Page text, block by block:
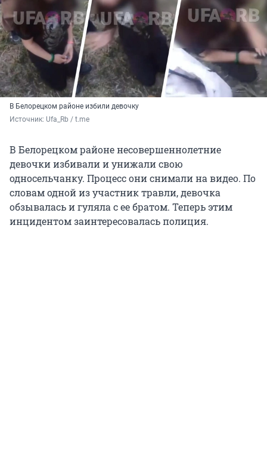
В Белорецком районе избили девочку
Источник: Ufa_Rb / t.me
В Белорецком районе несовершеннолетние
девочки избивали и унижали свою
односельчанку. Процесс они снимали на видео. По
словам одной из участник травли, девочка
обзывалась и гуляла с ее братом. Теперь этим
инцидентом заинтересовалась полиция.